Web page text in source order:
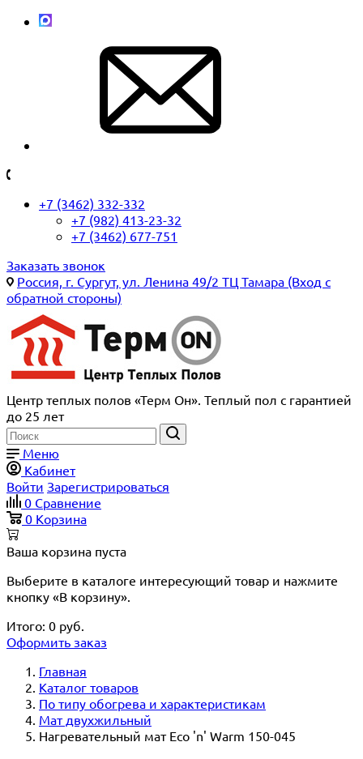
+7 (3462) 332-332
+7 (982) 413-23-32
+7 (3462) 677-751
Заказать звонок
Россия, г. Сургут, ул. Ленина 49/2 ТЦ Тамара (Вход с
обратной стороны)
Центр теплых полов «Терм Он». Теплый пол с гарантией
до 25 лет
Меню
Кабинет
Войти Зарегистрироваться
0 Сравнение
0 Корзина
Ваша корзина пуста
Выберите в каталоге интересующий товар и нажмите
кнопку «В корзину».
Итого: 0 руб.
Оформить заказ
Главная
Каталог товаров
По типу обогрева и характеристикам
Мат двухжильный
Нагревательный мат Eco 'n' Warm 150-045